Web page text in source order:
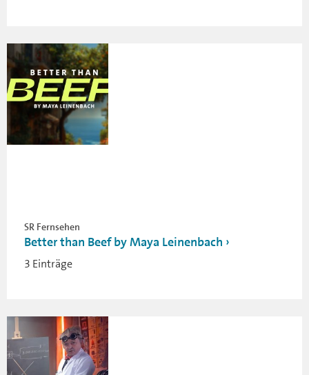
SR Fernsehen
Better than Beef by Maya Leinenbach
3 Einträge